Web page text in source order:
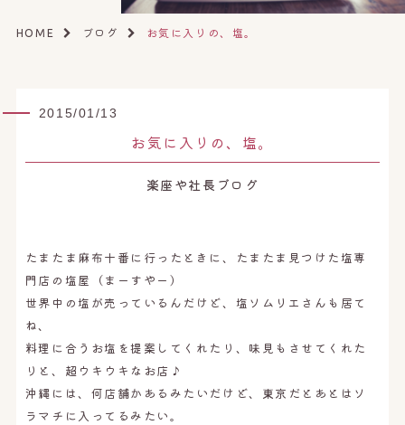
店舗一覧▼
開業サポート
オンライン予約はこちら
HOME ブログ お気に入りの、塩。
2015/01/13
お気に入りの、塩。
楽座や社長ブログ
たまたま麻布十番に行ったときに、たまたま見つけた塩専
門店の塩屋（まーすやー）
世界中の塩が売っているんだけど、塩ソムリエさんも居て
ね、
料理に合うお塩を提案してくれたり、味見もさせてくれた
りと、超ウキウキなお店♪
沖縄には、何店舗かあるみたいだけど、東京だとあとはソ
ラマチに入ってるみたい。